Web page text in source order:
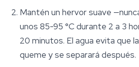
Mantén un hervor suave
unos 85-95 °C durante 2 a 3
20 minutos. El agua evita que
queme y se separará después.